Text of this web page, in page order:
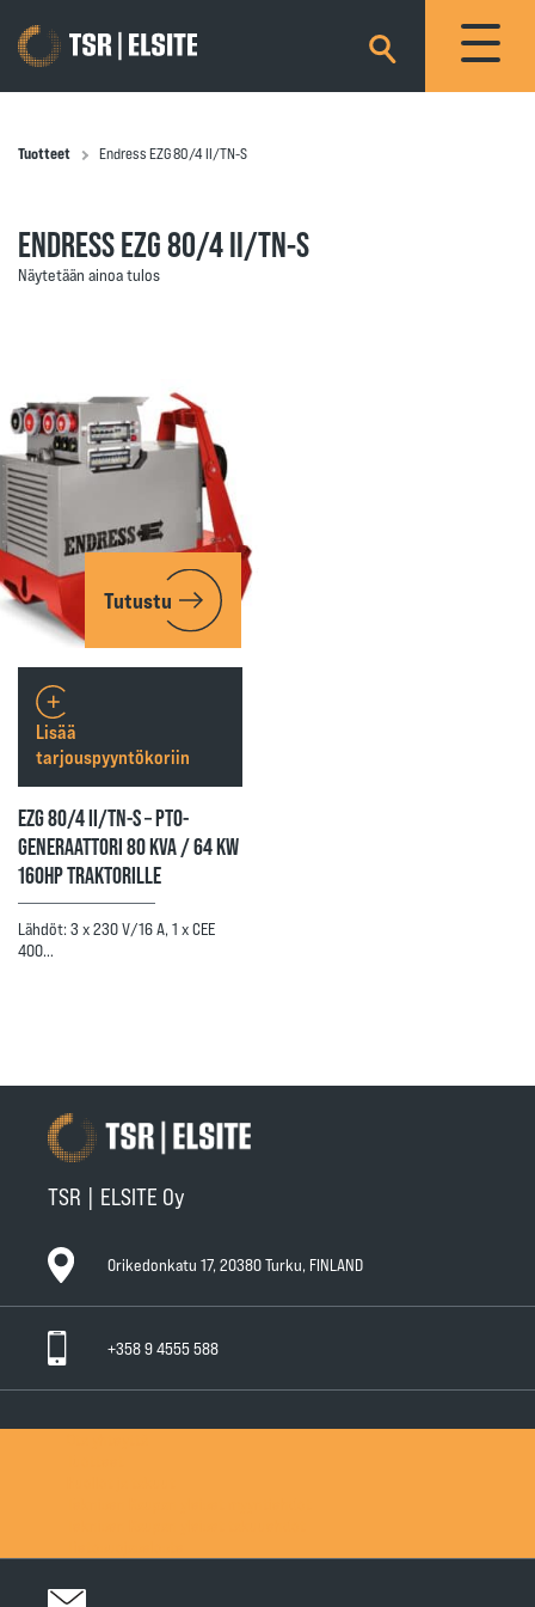
×
Tuotteet Endress EZG 80/4 II/TN-S
ENDRESS EZG 80/4 II/TN-S
Näytetään ainoa tulos
Tutustu
EZG 80/4 II/TN-S – PTO-
GENERAATTORI 80 KVA / 64 KW
160HP TRAKTORILLE
Lähdöt: 3 x 230 V/16 A, 1 x CEE
400…
Lisää
tarjouspyyntökoriin
TSR | ELSITE Oy
Orikedonkatu 17, 20380 Turku, FINLAND
+358 9 4555 588